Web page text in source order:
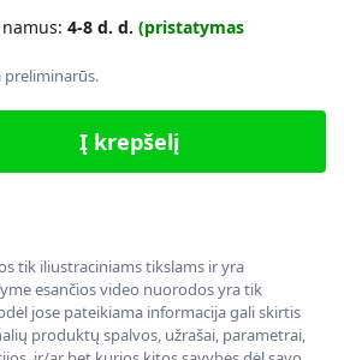
4-8 d. d. (pristatymas
Į krepšelį
tik iliustraciniams tikslams ir yra
esančios video nuorodos yra tik
jose pateikiama informacija gali skirtis
produktų spalvos, užrašai, parametrai,